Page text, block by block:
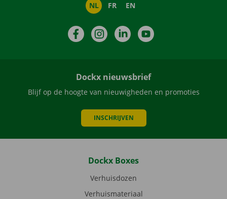
NL FR EN
FacebookInstagramLinkedIn
Dockx nieuwsbrief
Blijf op de hoogte van nieuwigheden en promoties
INSCHRIJVEN
Dockx Boxes
Verhuisdozen
Verhuismateriaal